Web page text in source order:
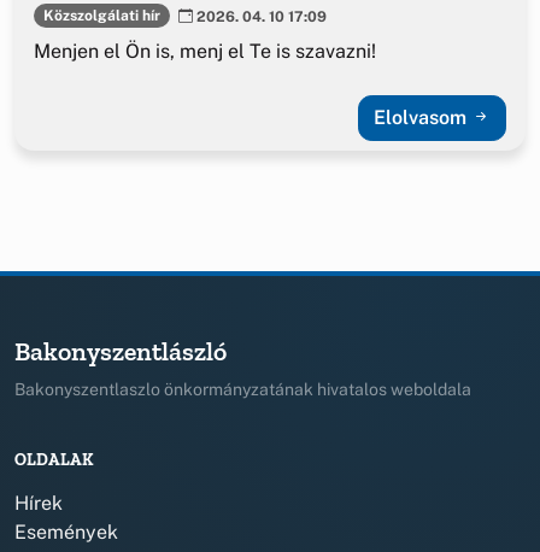
Közszolgálati hír 2026. 04. 10 17:09
Menjen el Ön is, menj el Te is szavazni!
Elolvasom
Bakonyszentlászló
Bakonyszentlaszlo önkormányzatának hivatalos weboldala
OLDALAK
Hírek
Események